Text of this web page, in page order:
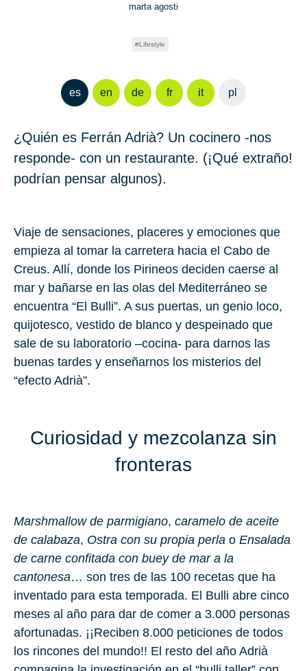
marta agosti
Lifestyle
es en de fr it pl
¿Quién es Ferrán Adrià? Un cocinero -nos
responde- con un restaurante. (¡Qué extraño!
podrían pensar algunos).
Viaje de sensaciones, placeres y emociones que
empieza al tomar la carretera hacia el Cabo de
Creus. Allí, donde los Pirineos deciden caerse al
mar y bañarse en las olas del Mediterráneo se
encuentra “El Bulli”. A sus puertas, un genio loco,
quijotesco, vestido de blanco y despeinado que
sale de su laboratorio –cocina- para darnos las
buenas tardes y enseñarnos los misterios del
“efecto Adrià”.
Curiosidad y mezcolanza sin
fronteras
Marshmallow de parmigiano, caramelo de aceite
de calabaza, Ostra con su propia perla o Ensalada
de carne confitada con buey de mar a la
cantonesa… son tres de las 100 recetas que ha
inventado para esta temporada. El Bulli abre cinco
meses al año para dar de comer a 3.000 personas
afortunadas. ¡¡Reciben 8.000 peticiones de todos
los rincones del mundo!! El resto del año Adrià